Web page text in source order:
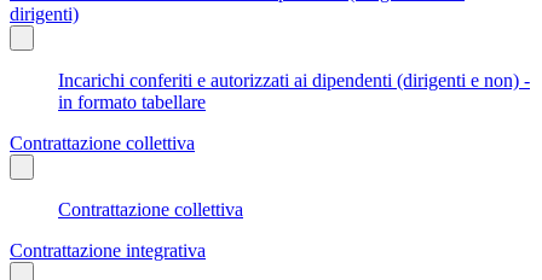
dirigenti)
Incarichi conferiti e autorizzati ai dipendenti (dirigenti e non) -
in formato tabellare
Contrattazione collettiva
Contrattazione collettiva
Contrattazione integrativa